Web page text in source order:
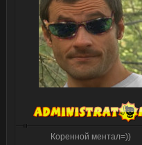
Коренной ментал=))